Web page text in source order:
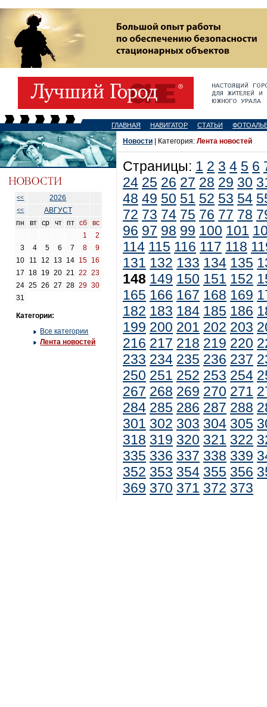
ГЛАВНАЯ НАВИГАТОР СТАТЬИ
<< 2026
<<
АВГУСТ
пн
вт ср чт пт сб
вс
1
2
3
4 5 6 7 8
9
10
11 12 13 14 15 16
17
18 19 20 21 22
23
24 25 26 27 28 29 30
31
Категории:
Все категории
Лента новостей
Новости | Категория: Лента новостей
Страницы: 1 2 3 4 5 6
24 25 26 27 28 29 30
48 49 50 51 52 53 54
72 73 74 75 76 77 78
96 97 98 99 100 101
114 115 116 117 118
131 132 133 134 135
148 149 150 151 152
165 166 167 168 169
182 183 184 185 186
199 200 201 202 203
216 217 218 219 220
233 234 235 236 237
250 251 252 253 254
267 268 269 270 271
284 285 286 287 288
301 302 303 304 305
318 319 320 321 322
335 336 337 338 339
352 353 354 355 356
369 370 371 372 373